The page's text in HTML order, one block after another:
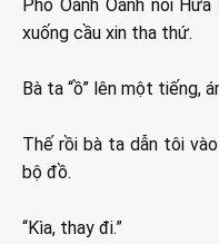
Phó Oánh Oánh nói
xuống cầu xin tha thứ.
Bà ta “ồ” lên một tiếng,
Thế rồi bà ta dẫn tôi
bộ đồ.
“Kìa, thay đi.”